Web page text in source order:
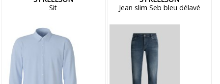
Sit
Jean slim Seb bleu délavé